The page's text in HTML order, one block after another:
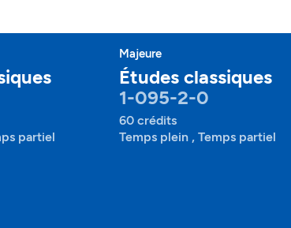
partiel
Majeure
Études classiques
1-095-2-0
60 crédits
Temps plein , Temps partiel